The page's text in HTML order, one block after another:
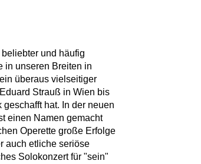
und häufig
in unseren Breiten in
überaus vielseitiger
Strauß in Wien bis
hat. In der neuen
einen Namen gemacht
Operette große Erfolge
auch etliche seriöse
Solokonzert für "sein"